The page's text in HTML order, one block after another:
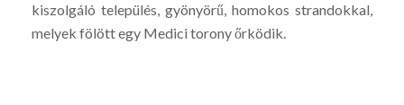
kiszolgáló település, gyönyörű, homokos strandokkal,
melyek fölött egy Medici torony őrködik.